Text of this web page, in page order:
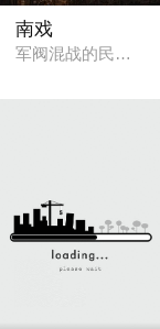
心策划的“夏令营
怒河市刑侦支队在
南戏
军阀混战的民国奉